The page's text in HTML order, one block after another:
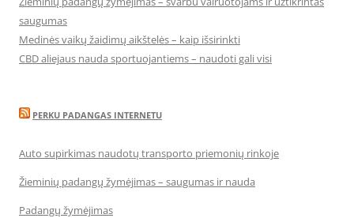
saugumas
Medinės vaikų žaidimų aikštelės – kaip išsirinkti
CBD aliejaus nauda sportuojantiems – naudoti gali visi
PERKU PADANGAS INTERNETU
Auto supirkimas naudotų transporto priemonių rinkoje
Žieminių padangų žymėjimas – saugumas ir nauda
Padangų žymėjimas